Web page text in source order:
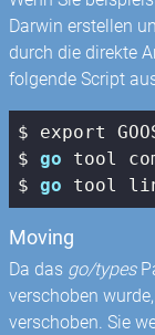
Darwin erstellen
durch die direkte
folgende Script
$ export
$ go tool
$ go tool
Moving
Da das go/types
verschoben
verschoben. Sie